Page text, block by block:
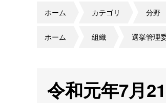
ホーム カテゴリ 分野
ホーム 組織 選挙管理
令和元年7月